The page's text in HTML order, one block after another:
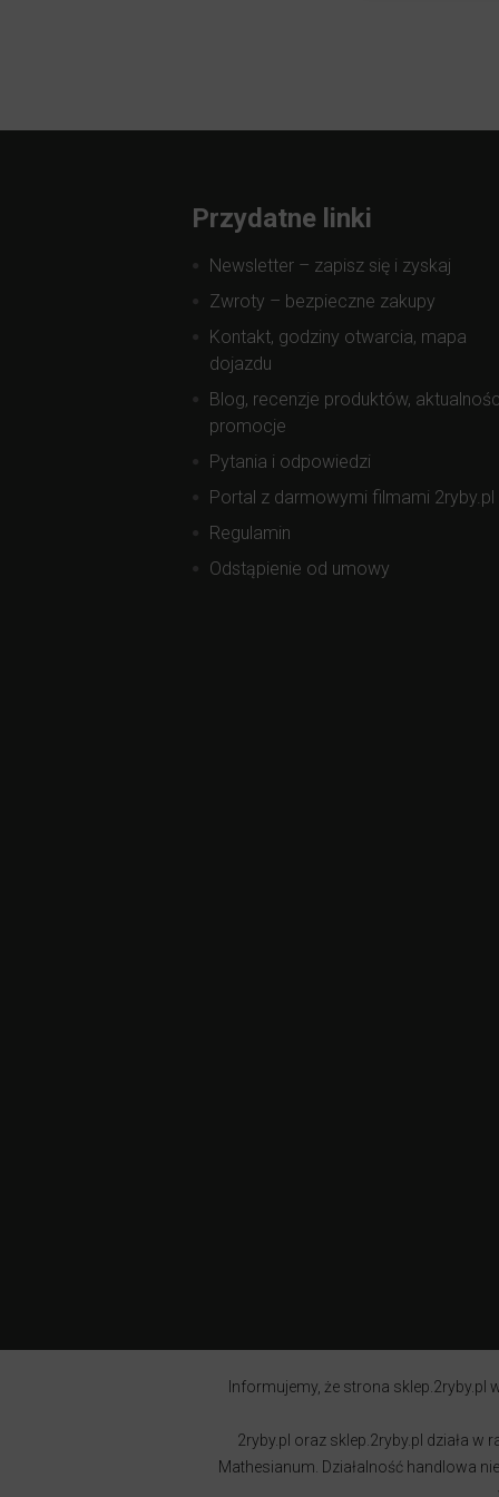
Przydatne linki
Newsletter – zapisz się i zyskaj
Zwroty – bezpieczne zakupy
Kontakt, godziny otwarcia, mapa
dojazdu
Blog, recenzje produktów,
promocje
Pytania i odpowiedzi
Portal z darmowymi filmami 2ryby.pl
Regulamin
Odstąpienie od umowy
Informujemy, że strona sklep.2ryby.pl
2ryby.pl oraz sklep.2ryby.pl działa w
Mathesianum. Działalność handlowa